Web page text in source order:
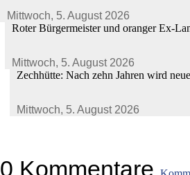
Mittwoch, 5. August 2026
Roter Bürgermeister und oranger Ex-
Mittwoch, 5. August 2026
Zechhütte: Nach zehn Jahren wird
Mittwoch, 5. August 2026
0 Kommentare